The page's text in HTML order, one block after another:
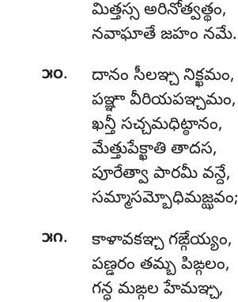
మిత్తస్స అరినోత్వత్థం,
నవాఘాతే జహం నమే.
౫౦.
దానం సీలఞ్చ నిక్ఖమం,
పఞ్ఞా వీరియపఞ్చమం,
ఖన్తీ సచ్చమధిట్ఠానం,
మేత్తుపేక్ఖాతి తాదస,
పూరేత్వా పారమీ వన్దే,
సమ్మాసమ్బోధిమజ్ఝవం;
౫౧.
కాళావకఞ్చ గఙ్గేయ్యం,
పణ్డరం తమ్బ పిఙ్గలం,
గన్ధ మఙ్గల హేమఞ్చ,